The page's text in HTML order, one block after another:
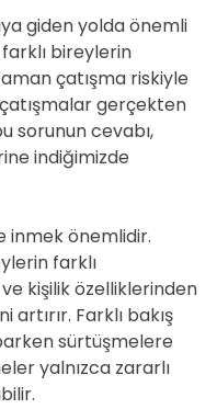
giden yolda önemli
bireylerin
çatışma riskiyle
çatışmalar gerçekten
sorunun cevabı,
indiğimizde
inmek önemlidir.
farklı
kişilik özelliklerinden
Farklı bakış
sürtüşmelere
yalnızca zararlı